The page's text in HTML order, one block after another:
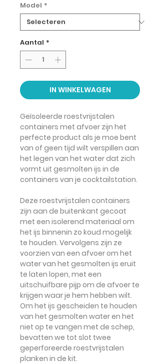
Model *
Aantal *
IN WINKELWAGEN
Geïsoleerde roestvrijstalen
containers met afvoer zijn het
perfecte product als je moe bent
van of geen tijd wilt verspillen aan
het legen van het waterdat zich
vormt uit gesmolten ijs in de
containers van je cocktailstation.
Deze roestvrijstalen containers
zijn aan de buitenkant gecoat
met een isolerend materiaal om
het ijs binnenin zo koud mogelijk
te houden. Vervolgens zijn ze
voorzien van een afvoerom het
water van het gesmolten ijs eruit
te laten lopen, met een
uitschuifbare pijp om de afvoer te
krijgen waar je hem hebben wilt.
Om het ijs gescheiden te houden
van het gesmolten wateren het
niet op te vangen met de schep,
bevatten we tot slot twee
geperforeerde roestvrijstalen
planken in de kit.